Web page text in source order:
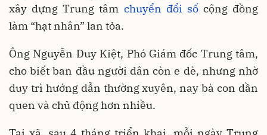
xây dựng Trung tâm chuyển đổi sốcộng đồng
làm “hạt nhân” lan tỏa.
Ông Nguyễn Duy Kiệt, Phó Giám đốc Trung tâm,
cho biết ban đầu người dân còn e dè, nhưng nhờ
duy trì hướng dẫn thường xuyên, nay bà con dần
quen và chủ động hơn nhiều.